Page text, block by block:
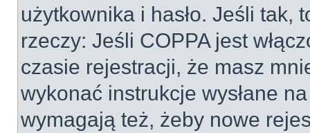
użytkownika i hasło. Jeśli tak,
rzeczy: Jeśli COPPA jest
czasie rejestracji, że masz
wykonać instrukcje wysłane
wymagają też, żeby nowe